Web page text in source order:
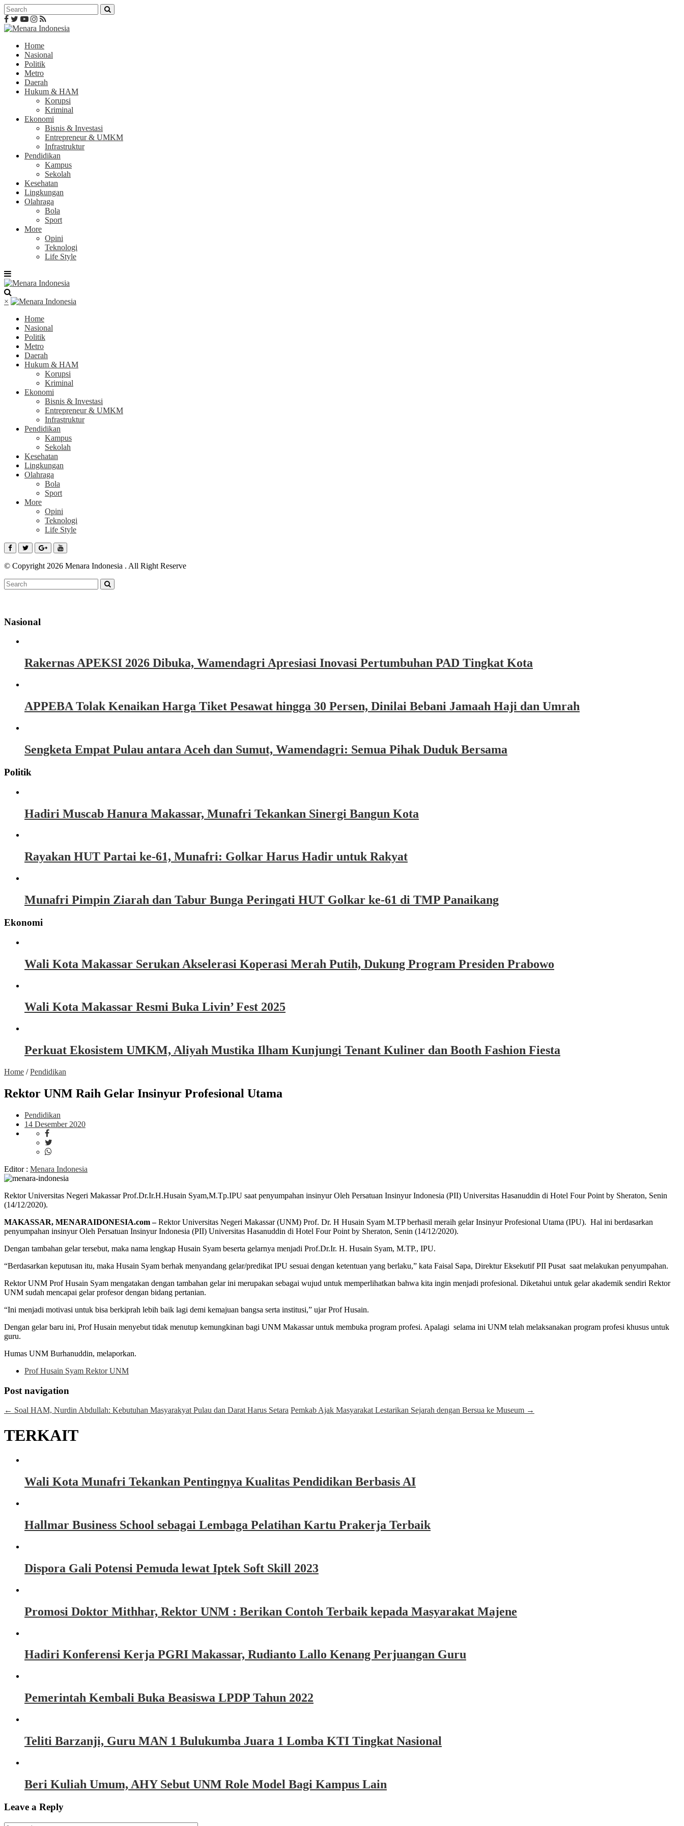
Home
Nasional
Politik
Metro
Daerah
Hukum & HAM
Korupsi
Kriminal
Ekonomi
Bisnis & Investasi
Entrepreneur & UMKM
Infrastruktur
Pendidikan
Kampus
Sekolah
Kesehatan
Lingkungan
Olahraga
Bola
Sport
More
Opini
Teknologi
Life Style
×
Home
Nasional
Politik
Metro
Daerah
Hukum & HAM
Korupsi
Kriminal
Ekonomi
Bisnis & Investasi
Entrepreneur & UMKM
Infrastruktur
Pendidikan
Kampus
Sekolah
Kesehatan
Lingkungan
Olahraga
Bola
Sport
More
Opini
Teknologi
Life Style
© Copyright 2026 Menara Indonesia . All Right Reserve
Nasional
Rakernas APEKSI 2026 Dibuka, Wamendagri Apresiasi Inovasi Pertumbuhan PAD Tingkat Kota
APPEBA Tolak Kenaikan Harga Tiket Pesawat hingga 30 Persen, Dinilai Bebani Jamaah Haji dan Umrah
Sengketa Empat Pulau antara Aceh dan Sumut, Wamendagri: Semua Pihak Duduk Bersama
Politik
Hadiri Muscab Hanura Makassar, Munafri Tekankan Sinergi Bangun Kota
Rayakan HUT Partai ke-61, Munafri: Golkar Harus Hadir untuk Rakyat
Munafri Pimpin Ziarah dan Tabur Bunga Peringati HUT Golkar ke-61 di TMP Panaikang
Ekonomi
Wali Kota Makassar Serukan Akselerasi Koperasi Merah Putih, Dukung Program Presiden Prabowo
Wali Kota Makassar Resmi Buka Livin’ Fest 2025
Perkuat Ekosistem UMKM, Aliyah Mustika Ilham Kunjungi Tenant Kuliner dan Booth Fashion Fiesta
Home /Pendidikan
Rektor UNM Raih Gelar Insinyur Profesional Utama
Pendidikan
14 Desember 2020
Editor : Menara Indonesia
Rektor Universitas Negeri Makassar Prof.Dr.Ir.H.Husain Syam,M.Tp.IPU saat penyumpahan insinyur Oleh Persatuan Insinyur Indonesia (PII) Universitas Hasanuddin di Hotel Four Point by Sheraton, Senin
(14/12/2020).
MAKASSAR, MENARAIDONESIA.com –Rektor Universitas Negeri Makassar (UNM) Prof. Dr. H Husain Syam M.TP berhasil meraih gelar Insinyur Profesional Utama (IPU). Hal ini berdasarkan
penyumpahan insinyur Oleh Persatuan Insinyur Indonesia (PII) Universitas Hasanuddin di Hotel Four Point by Sheraton, Senin (14/12/2020).
Dengan tambahan gelar tersebut, maka nama lengkap Husain Syam beserta gelarnya menjadi Prof.Dr.Ir. H. Husain Syam, M.TP., IPU.
“Berdasarkan keputusan itu, maka Husain Syam berhak menyandang gelar/predikat IPU sesuai dengan ketentuan yang berlaku,” kata Faisal Sapa, Direktur Eksekutif PII Pusat saat melakukan penyumpahan.
Rektor UNM Prof Husain Syam mengatakan dengan tambahan gelar ini merupakan sebagai wujud untuk memperlihatkan bahwa kita ingin menjadi profesional. Diketahui untuk gelar akademik sendiri Rektor
UNM sudah mencapai gelar profesor dengan bidang pertanian.
“Ini menjadi motivasi untuk bisa berkiprah lebih baik lagi demi kemajuan bangsa serta institusi,” ujar Prof Husain.
Dengan gelar baru ini, Prof Husain menyebut tidak menutup kemungkinan bagi UNM Makassar untuk membuka program profesi. Apalagi selama ini UNM telah melaksanakan program profesi khusus untuk
guru.
Humas UNM Burhanuddin, melaporkan.
Prof Husain Syam Rektor UNM
Post navigation
← Soal HAM, Nurdin Abdullah: Kebutuhan Masyarakyat Pulau dan Darat Harus Setara Pemkab Ajak Masyarakat Lestarikan Sejarah dengan Bersua ke Museum →
TERKAIT
Wali Kota Munafri Tekankan Pentingnya Kualitas Pendidikan Berbasis AI
Hallmar Business School sebagai Lembaga Pelatihan Kartu Prakerja Terbaik
Dispora Gali Potensi Pemuda lewat Iptek Soft Skill 2023
Promosi Doktor Mithhar, Rektor UNM : Berikan Contoh Terbaik kepada Masyarakat Majene
Hadiri Konferensi Kerja PGRI Makassar, Rudianto Lallo Kenang Perjuangan Guru
Pemerintah Kembali Buka Beasiswa LPDP Tahun 2022
Teliti Barzanji, Guru MAN 1 Bulukumba Juara 1 Lomba KTI Tingkat Nasional
Beri Kuliah Umum, AHY Sebut UNM Role Model Bagi Kampus Lain
Leave a Reply